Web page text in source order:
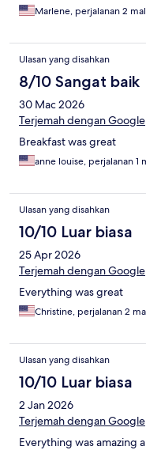
Marlene, perjalanan 2
Ulasan yang disahkan
8/10 Sangat baik
30 Mac 2026
Terjemah dengan Google
Breakfast was great
anne louise, perjalanan 1
Ulasan yang disahkan
10/10 Luar biasa
25 Apr 2026
Terjemah dengan Google
Everything was great
Christine, perjalanan 2
Ulasan yang disahkan
10/10 Luar biasa
2 Jan 2026
Terjemah dengan Google
Everything was amazing